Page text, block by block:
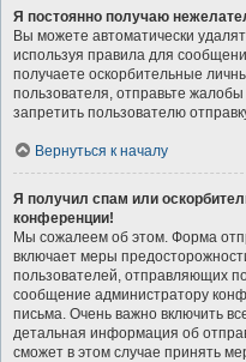
Я постоянно получаю
Вы можете автоматически
используя правила для
получаете оскорбительные
пользователя, отправьте
запретить пользователю
Вернуться к началу
Я получил спам или
конференции!
Мы сожалеем об этом. Форма
включает меры
пользователей, отправляющих
сообщение администратору
письма. Очень важно включить
детальная информация об
сможет в этом случае принять